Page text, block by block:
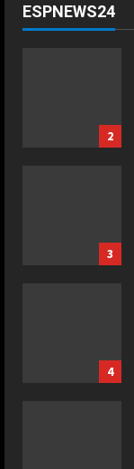
ESPNEWS24
1
2
3
4